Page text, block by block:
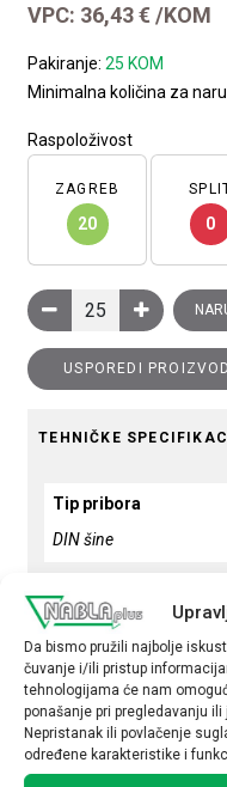
Da bismo pružili najbolje
čuvanje i/ili pristup
tehnologijama će nam
ponašanje pri pregledavanju
Nepristanak ili povlačenje
određene karakteristike i
VPC: 36,43€ /KOM
Pakiranje:25 KOM
Minimalna količina za
Raspoloživost
ZAGREB
20 0
Šina neperforirana
USPOREDI PROIZVOD
TEHNIČKE
Tip pribora
DIN šine
1,5
Boja
siva
materijal
metal